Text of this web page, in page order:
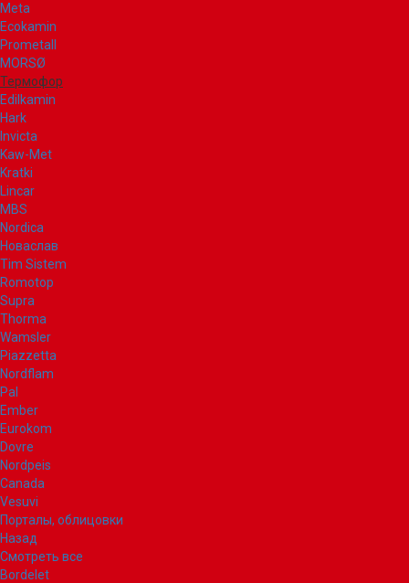
Meta
Ecokamin
Prometall
MORSØ
Термофор
Edilkamin
Hark
Invicta
Kaw-Met
Kratki
Lincar
MBS
Nordica
Новаслав
Tim Sistem
Romotop
Supra
Thorma
Wamsler
Piazzetta
Nordflam
Pal
Ember
Eurokom
Dovre
Nordpeis
Canada
Vesuvi
Порталы, облицовки
Назад
Смотреть все
Bordelet